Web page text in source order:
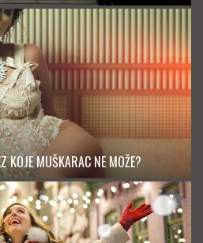
KOJE MUŠKARAC NE MOŽE?